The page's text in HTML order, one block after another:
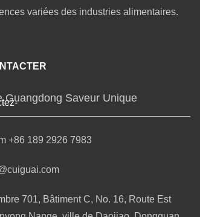
variées des industries alimentaires.
Guangdong Saveur Unique
+86 189 2926 7983
701, Bâtiment C, No. 16, Route Est